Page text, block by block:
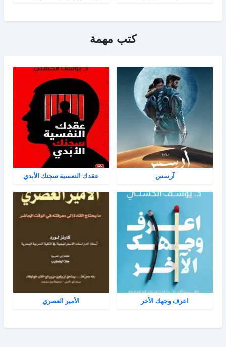
كتب مهمة
آرسس عقدك النفسية سجنك الأبدي
اعرف وجهك الأخر الأمير العصري